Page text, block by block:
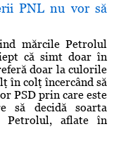
PNL nu vor să
mărcile Petrolul
că simt doar în
doar la culorile
în colţ încercând să
PSD prin care este
să decidă soarta
Petrolul, aflate în